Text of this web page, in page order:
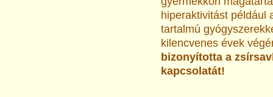
hiperaktivitást például
tartalmú
kilencvenes évek
bizonyította a
kapcsolatát!